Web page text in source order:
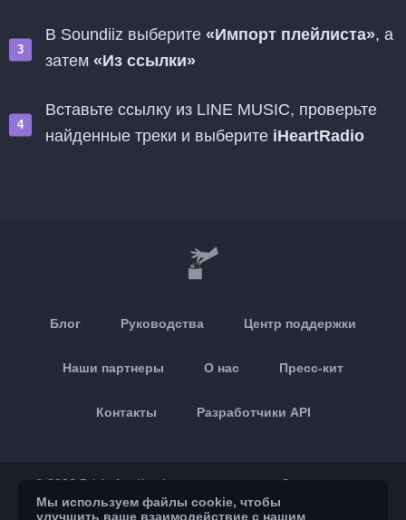
В Soundiiz выберите «Импорт плейлиста», а
затем «Из ссылки»
Вставьте ссылку из LINE MUSIC, проверьте
найденные треки и выберите iHeartRadio
Блог Руководства Центр поддержки
Наши партнеры О нас Пресс-кит
Контакты Разработчики API
© 2026 Brickoft Конфиденциальность Статус сервиса
Мы используем файлы cookie, чтобы
улучшить ваше взаимодействие с нашим